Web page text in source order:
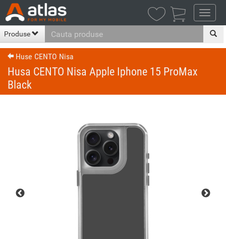
Produse
Huse CENTO Nisa
Husa CENTO Nisa Apple Iphone 15 ProMax
Black